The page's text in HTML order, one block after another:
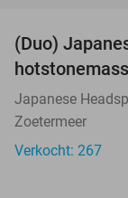
(Duo)
Japanese
Zoetermeer
Verkocht: 267